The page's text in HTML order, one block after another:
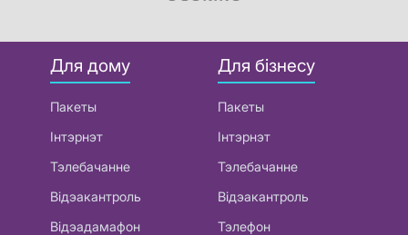
Для дому
Пакеты
Інтэрнэт
Тэлебачанне
Відэакантроль
Відэадамафон
Для бізнесу
Пакеты
Інтэрнэт
Тэлебачанне
Відэакантроль
Тэлефон